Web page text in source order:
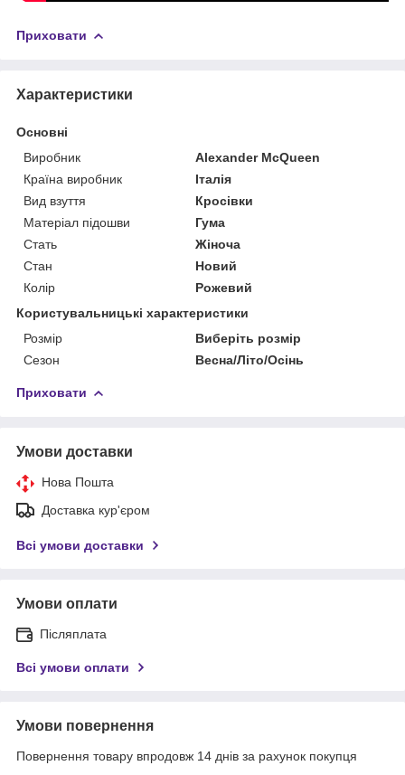
Приховати
Характеристики
Основні
Виробник
Alexander McQueen
Країна виробник
Італія
Вид взуття
Кросівки
Матеріал підошви
Гума
Стать
Жіноча
Стан
Новий
Колір
Рожевий
Користувальницькі характеристики
Розмір
Виберіть розмір
Сезон
Весна/Літо/Осінь
Приховати
Умови доставки
Нова Пошта
Доставка кур'єром
Всі умови доставки
Умови оплати
Післяплата
Всі умови оплати
Умови повернення
Повернення товару впродовж 14 днів за рахунок покупця